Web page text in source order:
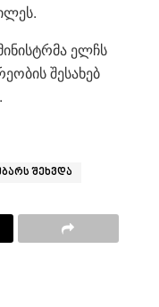
ელჩს
შესახებ
შეხვდა